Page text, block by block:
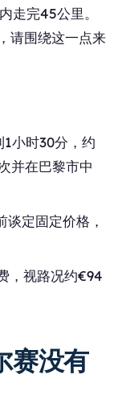
走完45公里。
请围绕这一点来
小时30分，约
并在巴黎市中
定固定价格，
，视路况约€94
赛没有